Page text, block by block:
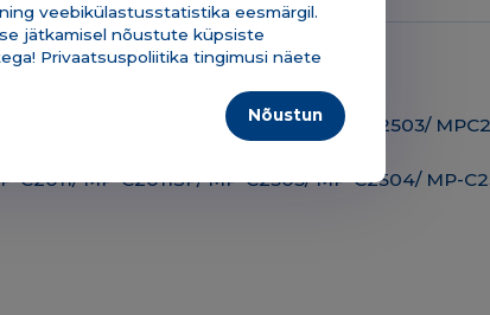
veebikülastusstatistika eesmärgil.
jätkamisel nõustute küpsiste
Privaatsuspoliitika tingimusi näete
Nõustun
MPC2011/ MPC2011SP/ MPC2503/
MP-C2011SP/ MP-C2503/ MP-C2504/ MP-